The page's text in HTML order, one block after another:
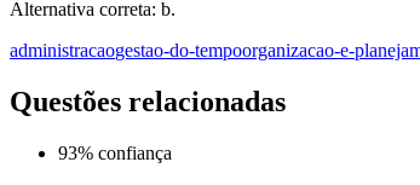
Alternativa correta: b.
administracaogestao-do-tempoorganizacao-e-
Questões relacionadas
93% confiança